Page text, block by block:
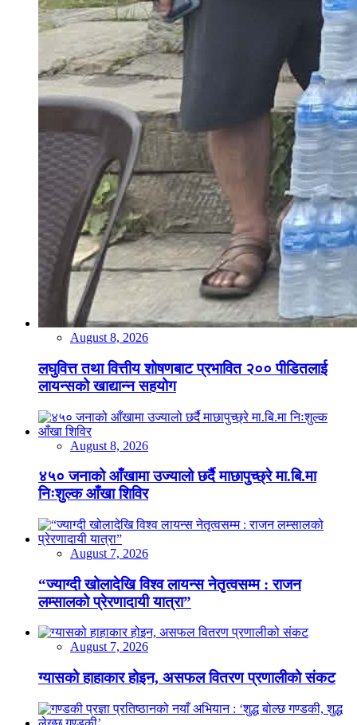
August 8, 2026
लघुवित्त तथा वित्तीय शोषणबाट प्रभावित २०० पीडितलाई
लायन्सको खाद्यान्न सहयोग
August 8, 2026
४५० जनाको आँखामा उज्यालो छर्दै माछापुच्छ्रे मा.बि.मा
निःशुल्क आँखा शिविर
August 7, 2026
“ज्याग्दी खोलादेखि विश्व लायन्स नेतृत्वसम्म : राजन
लम्सालको प्रेरणादायी यात्रा”
August 7, 2026
ग्यासको हाहाकार होइन, असफल वितरण प्रणालीको संकट